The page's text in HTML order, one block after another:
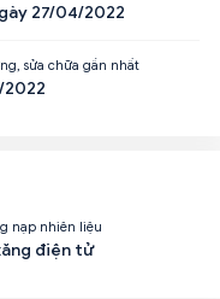
27/04/2022
sửa chữa gần nhất
nạp nhiên liệu
điện tử